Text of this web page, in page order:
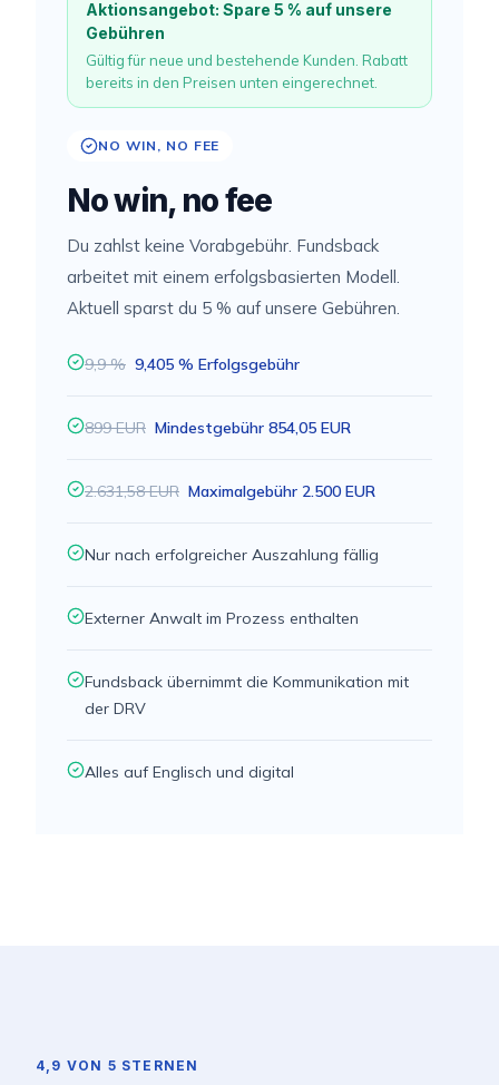
Aktionsangebot: Spare 5 % auf unsere
Gebühren
Gültig für neue und bestehende Kunden. Rabatt
bereits in den Preisen unten eingerechnet.
NO WIN, NO FEE
No win, no fee
Du zahlst keine Vorabgebühr. Fundsback
arbeitet mit einem erfolgsbasierten Modell.
Aktuell sparst du 5 % auf unsere Gebühren.
9,9 % 9,405 % Erfolgsgebühr
899 EUR Mindestgebühr 854,05 EUR
2.631,58 EUR Maximalgebühr 2.500 EUR
Nur nach erfolgreicher Auszahlung fällig
Externer Anwalt im Prozess enthalten
Fundsback übernimmt die Kommunikation mit
der DRV
Alles auf Englisch und digital
4,9 VON 5 STERNEN